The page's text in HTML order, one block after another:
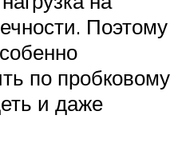
Поэтому
по пробковому
и даже